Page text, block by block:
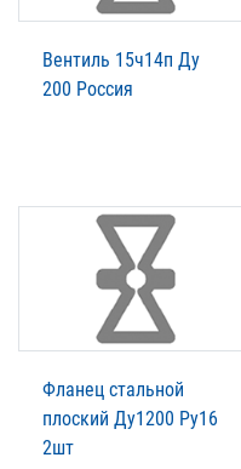
Вентиль 15ч14п Ду
200 Россия
Фланец стальной
плоский Ду1200 Ру16
2шт